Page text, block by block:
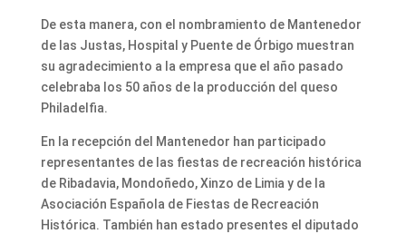
De esta manera, con el nombramiento de Mantenedor
de las Justas, Hospital y Puente de Órbigo muestran
su agradecimiento a la empresa que el año pasado
celebraba los 50 años de la producción del queso
Philadelfia.
En la recepción del Mantenedor han participado
representantes de las fiestas de recreación histórica
de Ribadavia, Mondoñedo, Xinzo de Limia y de la
Asociación Española de Fiestas de Recreación
Histórica. También han estado presentes el diputado